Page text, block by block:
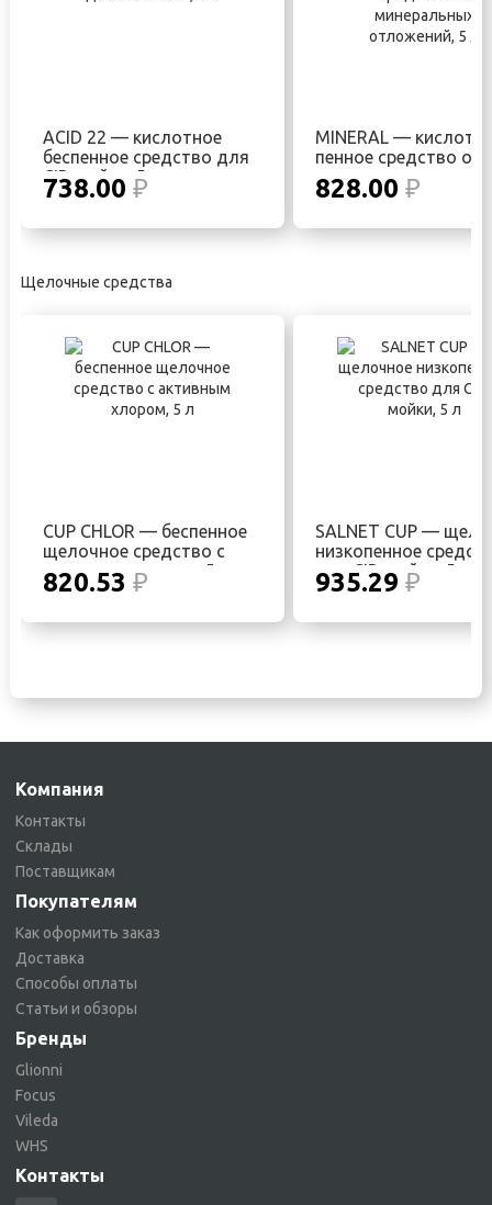
ACID 22 — кислотное
беспенное средство для
CIP-мойки, 5 л
738.00 ₽
MINERAL —
пенное средство от
минеральных
5 л
828.00 ₽
Щелочные средства
CUP CHLOR — беспенное
щелочное средство с
активным хлором, 5 л
820.53 ₽
SALNET CUP —
низкопенное
для CIP-мойки, 5 л
935.29 ₽
Компания
Контакты
Склады
Поставщикам
Покупателям
Как оформить заказ
Доставка
Способы оплаты
Статьи и обзоры
Бренды
Glionni
Focus
Vileda
WHS
Контакты